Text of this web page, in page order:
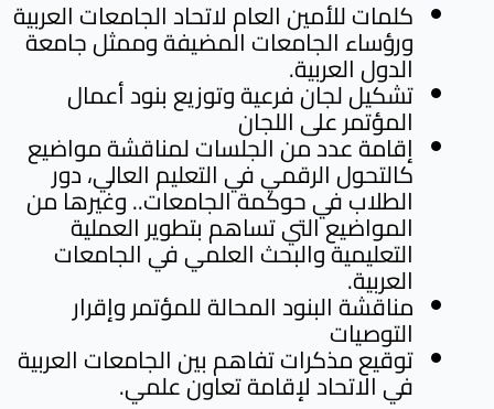
كلمات للأمين العام لاتحاد الجامعات العربية
ورؤساء الجامعات المضيفة وممثل جامعة
الدول العربية.
تشكيل لجان فرعية وتوزيع بنود أعمال
المؤتمر على اللجان
إقامة عدد من الجلسات لمناقشة مواضيع
كالتحول الرقمي في التعليم العالي، دور
الطلاب في حوكمة الجامعات.. وغيرها من
المواضيع التي تساهم بتطوير العملية
التعليمية والبحث العلمي في الجامعات
العربية.
مناقشة البنود المحالة للمؤتمر وإقرار
التوصيات
توقيع مذكرات تفاهم بين الجامعات العربية
في الاتحاد لإقامة تعاون علمي.